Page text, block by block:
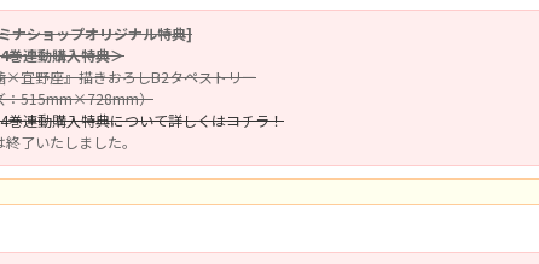
ナショップオリジナル特典]
巻連動購入特典＞
宜野座』描きおろしB2タペストリー
：515mm×728mm）
連動購入特典について詳しくはコチラ！
了いたしました。